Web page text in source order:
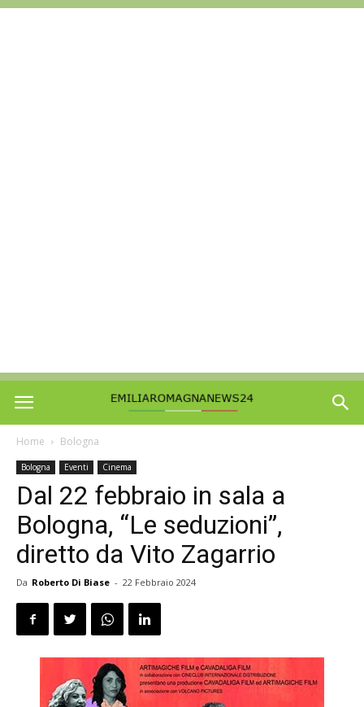
Home Bologna
Bologna Eventi Cinema
Dal 22 febbraio in sala a
Bologna, “Le seduzioni”,
diretto da Vito Zagarrio
Da Roberto Di Biase - 22 Febbraio 2024